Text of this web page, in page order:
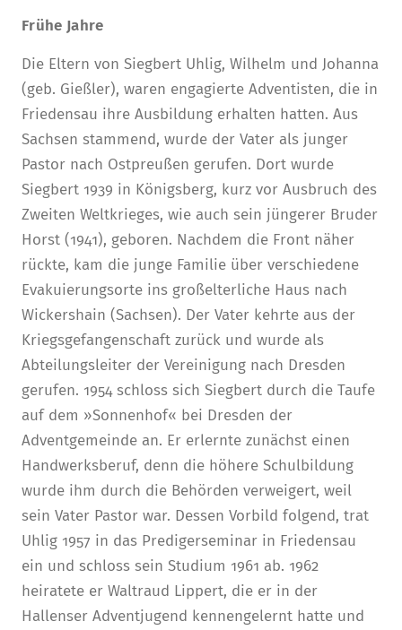
Frühe Jahre
Die Eltern von Siegbert Uhlig, Wilhelm und Johanna
(geb. Gießler), waren engagierte Adventisten, die in
Friedensau ihre Ausbildung erhalten hatten. Aus
Sachsen stammend, wurde der Vater als junger
Pastor nach Ostpreußen gerufen. Dort wurde
Siegbert 1939 in Königsberg, kurz vor Ausbruch des
Zweiten Weltkrieges, wie auch sein jüngerer Bruder
Horst (1941), geboren. Nachdem die Front näher
rückte, kam die junge Familie über verschiedene
Evakuierungsorte ins großelterliche Haus nach
Wickershain (Sachsen). Der Vater kehrte aus der
Kriegsgefangenschaft zurück und wurde als
Abteilungsleiter der Vereinigung nach Dresden
gerufen. 1954 schloss sich Siegbert durch die Taufe
auf dem »Sonnenhof« bei Dresden der
Adventgemeinde an. Er erlernte zunächst einen
Handwerksberuf, denn die höhere Schulbildung
wurde ihm durch die Behörden verweigert, weil
sein Vater Pastor war. Dessen Vorbild folgend, trat
Uhlig 1957 in das Predigerseminar in Friedensau
ein und schloss sein Studium 1961 ab. 1962
heiratete er Waltraud Lippert, die er in der
Hallenser Adventjugend kennengelernt hatte und